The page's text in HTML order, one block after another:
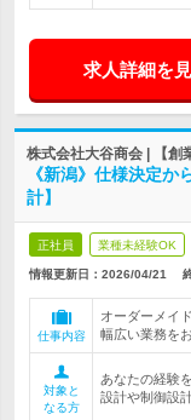
求人詳細を
株式会社大谷商会 | 【創
《新潟》仕様決定
計】
正社員 業種未経験OK
情報更新日：2026/04/21
仕事内容
オーダーメイ
幅広い業務を
対象と
なる方
あなたの経験
設計や制御設